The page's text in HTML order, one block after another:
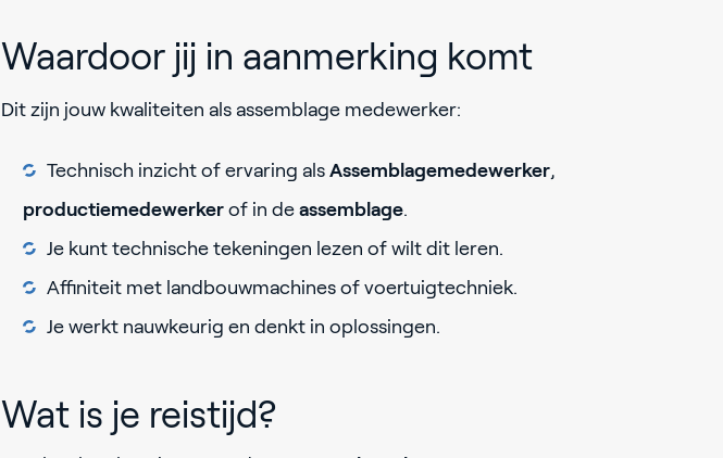
Waardoor jij in aanmerking komt
Dit zijn jouw kwaliteiten als assemblage medewerker:
Technisch inzicht of ervaring als Assemblagemedewerker,
productiemedewerkerof in de assemblage.
Je kunt technische tekeningen lezen of wilt dit leren.
Affiniteit met landbouwmachines of voertuigtechniek.
Je werkt nauwkeurig en denkt in oplossingen.
Wat is je reistijd?